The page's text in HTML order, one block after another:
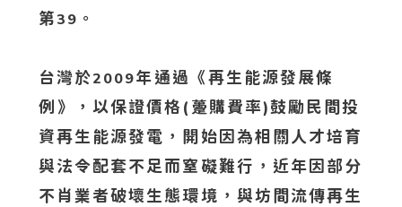
第39 。
台灣於2009年通過《再生能源發展條
例》，以保證價格(躉購費率)鼓勵民間投
資再生能源發電，開始因為相關人才培育
與法令配套不足而窒礙難行，近年因部分
不肖業者破壞生態環境，與坊間流傳再生